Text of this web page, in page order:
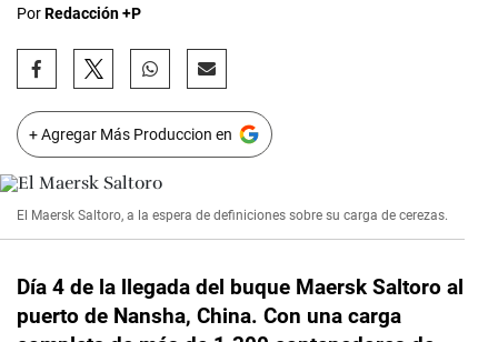
PorRedacción +P
+ Agregar Más Produccion en
El Maersk Saltoro, a la espera de definiciones sobre su carga de cerezas.
Día 4 de la llegada del buque Maersk Saltoro al
puerto de Nansha, China. Con una carga